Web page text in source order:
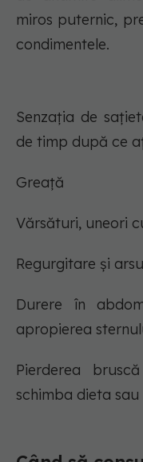
miros puternic,
condimentele.
Senzația de
de timp după ce
Greaţă
Vărsături, uneori
Regurgitare și
Durere în
apropierea
Pierderea
schimba dieta